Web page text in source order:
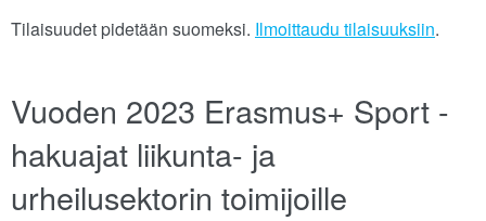
Tilaisuudet pidetään suomeksi. Ilmoittaudu tilaisuuksiin.
Vuoden 2023 Erasmus+ Sport -
hakuajat liikunta- ja
urheilusektorin toimijoille